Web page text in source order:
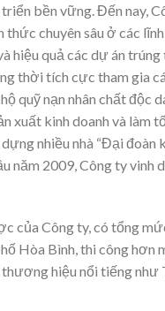
bền vững. Đến nay,
chuyên sâu ở các
quả các dự án
thời tích cực tham gia
quỹ nạn nhân chất
kinh doanh và làm
nhiều nhà “Đại
năm 2009, Công ty
của Công ty, có tổng
Bình, thi công hơn
hiệu nổi tiếng